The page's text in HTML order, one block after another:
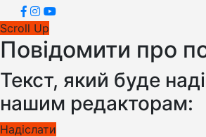
Scroll Up
Повідомити про
Текст, який буде
нашим редакторам:
Надіслати